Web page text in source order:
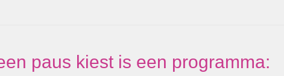
paus kiest is een programma: